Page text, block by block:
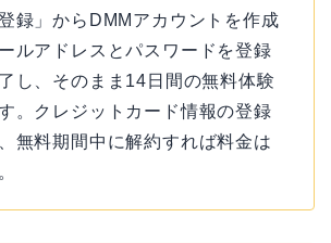
録」からDMMアカウントを作成
ルアドレスとパスワードを登録
し、そのまま14日間の無料体験
。クレジットカード情報の登録
無料期間中に解約すれば料金は